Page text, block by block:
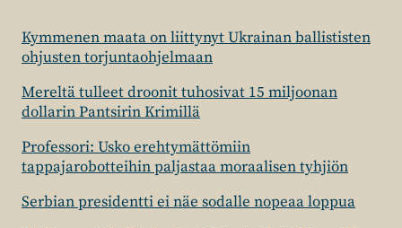
Kymmenen maata on liittynyt Ukrainan ballististen
ohjusten torjuntaohjelmaan
Mereltä tulleet droonit tuhosivat 15 miljoonan
dollarin Pantsirin Krimillä
Professori: Usko erehtymättömiin
tappajarobotteihin paljastaa moraalisen tyhjiön
Serbian presidentti ei näe sodalle nopeaa loppua